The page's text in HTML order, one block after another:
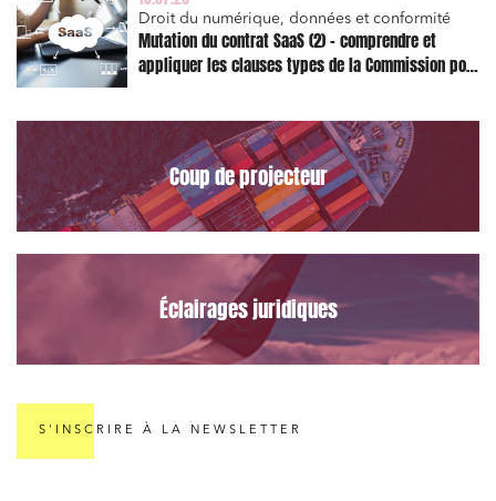
Droit du numérique, données et conformité
Mutation du contrat SaaS (2) – comprendre et
appliquer les clauses types de la Commission pour
Coup de projecteur
Éclairages juridiques
S'INSCRIRE À LA NEWSLETTER